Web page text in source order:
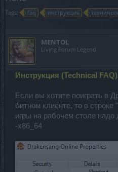
Tags: faq инструкция
MENTOL
Living Forum Legend
Инструкция (Technical
Если вы хотите поиграть в
битном клиенте, то в
игры на рабочем столе надо
-x86_64